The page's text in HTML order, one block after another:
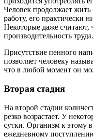
Человек продолжает
работу, его практически
Некоторые даже считают,
производительность труда.
Присутствие пенного
позволяет человеку
что в любой момент он
Вторая стадия
На второй стадии
резко возрастает. У
сутки. Организм к этому
ежедневному